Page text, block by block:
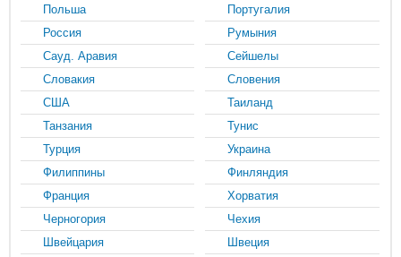
Польша
Португалия
Россия
Румыния
Сауд. Аравия
Сейшелы
Словакия
Словения
США
Таиланд
Танзания
Тунис
Турция
Украина
Филиппины
Финляндия
Франция
Хорватия
Черногория
Чехия
Швейцария
Швеция